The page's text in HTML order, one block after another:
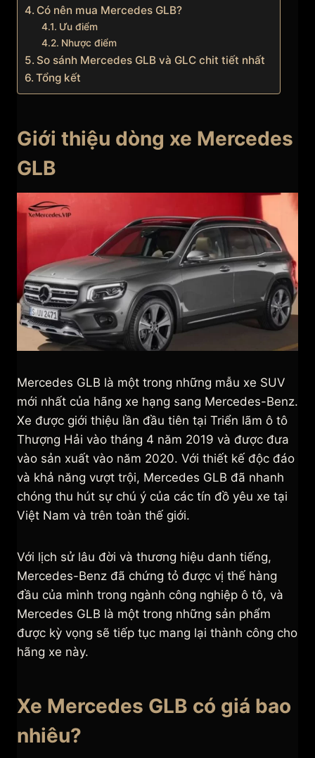
Có nên mua Mercedes GLB?
Ưu điểm
Nhược điểm
So sánh Mercedes GLB và GLC chit tiết nhất
Tổng kết
Giới thiệu dòng xe Mercedes
GLB
Mercedes GLB là một trong những mẫu xe SUV
mới nhất của hãng xe hạng sang Mercedes-Benz.
Xe được giới thiệu lần đầu tiên tại Triển lãm ô tô
Thượng Hải vào tháng 4 năm 2019 và được đưa
vào sản xuất vào năm 2020. Với thiết kế độc đáo
và khả năng vượt trội, Mercedes GLB đã nhanh
chóng thu hút sự chú ý của các tín đồ yêu xe tại
Việt Nam và trên toàn thế giới.
Với lịch sử lâu đời và thương hiệu danh tiếng,
Mercedes-Benz đã chứng tỏ được vị thế hàng
đầu của mình trong ngành công nghiệp ô tô, và
Mercedes GLB là một trong những sản phẩm
được kỳ vọng sẽ tiếp tục mang lại thành công cho
hãng xe này.
Xe Mercedes GLB có giá bao
nhiêu?